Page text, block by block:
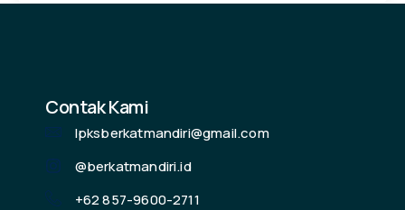
Contak Kami
lpksberkatmandiri@gmail.com
@berkatmandiri.id
+62 857-9600-2711